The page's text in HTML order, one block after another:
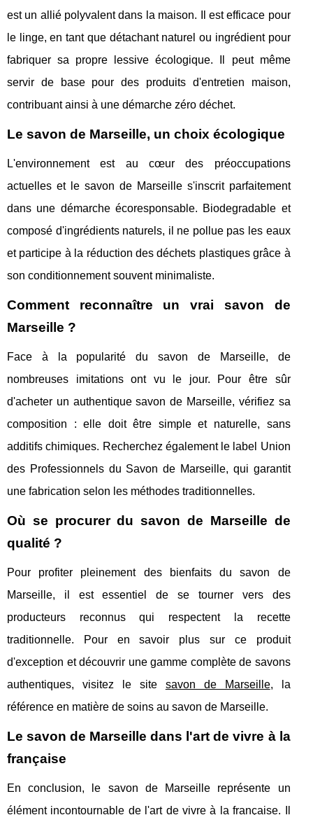
est un allié polyvalent dans la maison. Il est efficace pour
le linge, en tant que détachant naturel ou ingrédient pour
fabriquer sa propre lessive écologique. Il peut même
servir de base pour des produits d'entretien maison,
contribuant ainsi à une démarche zéro déchet.
Le savon de Marseille, un choix écologique
L'environnement est au cœur des préoccupations
actuelles et le savon de Marseille s'inscrit parfaitement
dans une démarche écoresponsable. Biodegradable et
composé d'ingrédients naturels, il ne pollue pas les eaux
et participe à la réduction des déchets plastiques grâce à
son conditionnement souvent minimaliste.
Comment reconnaître un vrai savon de
Marseille ?
Face à la popularité du savon de Marseille, de
nombreuses imitations ont vu le jour. Pour être sûr
d'acheter un authentique savon de Marseille, vérifiez sa
composition : elle doit être simple et naturelle, sans
additifs chimiques. Recherchez également le label Union
des Professionnels du Savon de Marseille, qui garantit
une fabrication selon les méthodes traditionnelles.
Où se procurer du savon de Marseille de
qualité ?
Pour profiter pleinement des bienfaits du savon de
Marseille, il est essentiel de se tourner vers des
producteurs reconnus qui respectent la recette
traditionnelle. Pour en savoir plus sur ce produit
d'exception et découvrir une gamme complète de savons
authentiques, visitez le site savon de Marseille, la
référence en matière de soins au savon de Marseille.
Le savon de Marseille dans l'art de vivre à la
française
En conclusion, le savon de Marseille représente un
élément incontournable de l'art de vivre à la française. Il